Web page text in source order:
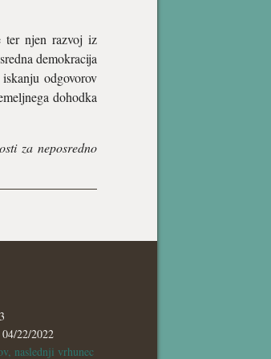
ter njen razvoj iz
demokracija
odgovorov
dohodka
za neposredno
04/22/2022
naslednji vrhunec